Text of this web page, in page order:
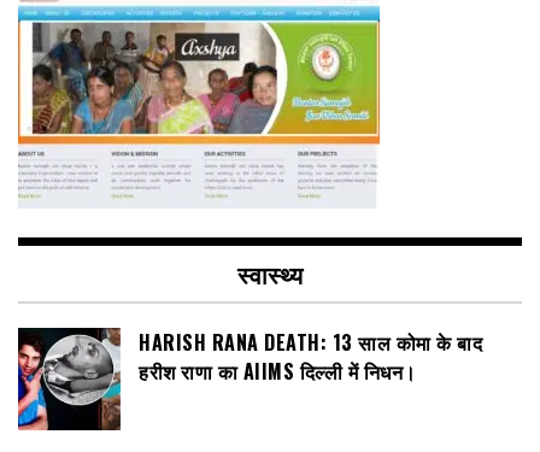
स्वास्थ्य
HARISH RANA DEATH: 13 साल कोमा के बाद
हरीश राणा का AIIMS दिल्ली में निधन।